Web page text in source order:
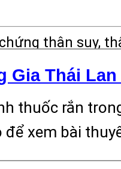
thận suy,
hợp với phụ nữ
2 lần: mỗi lần 2-3
rắn với nước
Gia Thái
thuốc rắn
để xem bài